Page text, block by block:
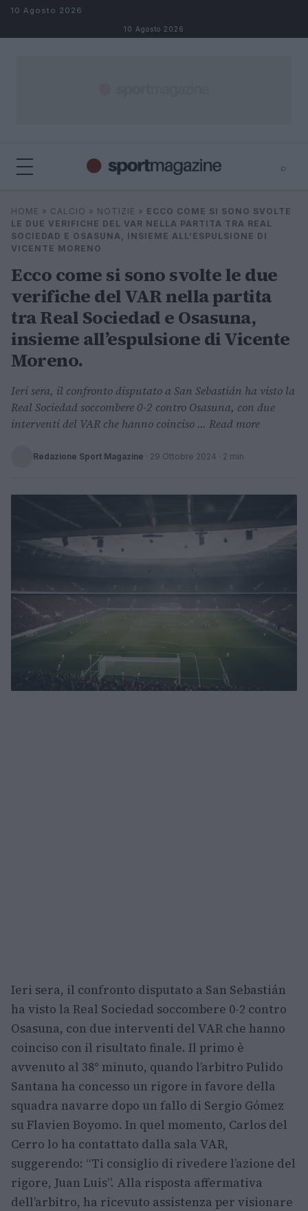
Salta al contenuto
10 Agosto 2026
10 Agosto 2026
⌕
Cerca
⌕ ×
HOME » CALCIO » NOTIZIE » ECCO COME SI SONO SVOLTE
LE DUE VERIFICHE DEL VAR NELLA PARTITA TRA REAL
SOCIEDAD E OSASUNA, INSIEME ALL’ESPULSIONE DI
VICENTE MORENO
Ecco come si sono svolte le due
verifiche del VAR nella partita
tra Real Sociedad e Osasuna,
insieme all’espulsione di Vicente
Moreno.
Ieri sera, il confronto disputato a San Sebastián ha visto la
Real Sociedad soccombere 0-2 contro Osasuna, con due
interventi del VAR che hanno coinciso ... Read more
Redazione Sport Magazine · 29 Ottobre 2024 · 2 min
Ieri sera, il confronto disputato a San Sebastián
ha visto la Real Sociedad soccombere 0-2 contro
Osasuna, con due interventi del VAR che hanno
coinciso con il risultato finale. Il primo è
avvenuto al 38° minuto, quando l’arbitro Pulido
Santana ha concesso un rigore in favore della
squadra navarre dopo un fallo di Sergio Gómez
su Flavien Boyomo. In quel momento, Carlos del
Cerro lo ha contattato dalla sala VAR,
suggerendo: “Ti consiglio di rivedere l’azione del
rigore, Juan Luis”. Alla risposta affermativa
dell’arbitro, ha ricevuto assistenza per visionare